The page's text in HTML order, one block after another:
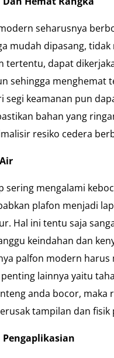
seharusnya
mudah dipasang,
tertentu, dapat
sehingga menghemat
segi keamanan pun
bahan yang
resiko cedera
sering mengalami
plafon menjadi
Hal ini tentu saja
keindahan dan
palfon modern harus
lainnya yaitu
anda bocor, maka
tampilan dan fisik
Pengaplikasian